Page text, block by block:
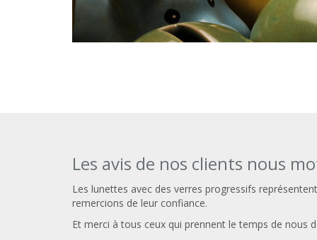
Les avis de nos clients nous
Les lunettes avec des verres progressifs
remercions de leur confiance.
Et merci à tous ceux qui prennent le temps de nous